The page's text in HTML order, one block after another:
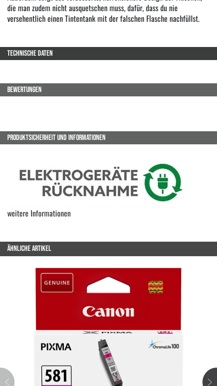
die man zudem nicht ausquetschen muss, dafür, dass du nie
versehentlich einen Tintentank mit der falschen Flasche nachfüllst.
TECHNISCHE DATEN
BEWERTUNGEN
PRODUKTSICHERHEIT UND INFORMATIONEN
weitere Informationen
ÄHNLICHE ARTIKEL